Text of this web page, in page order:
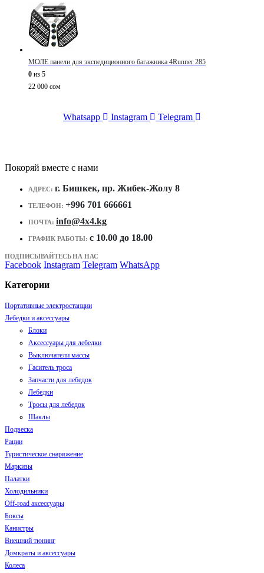
МОЛЕ панели для экспедиционного багажника 4Runner 285
0 из 5
22 000 сом
Whatsapp Instagram Telegram
Покоряй вместе с нами
АДРЕС: г. Бишкек, пр. Жибек-Жолу 8
ТЕЛЕФОН: +996 701 666661
ПОЧТА: info@4x4.kg
ГРАФИК РАБОТЫ: c 10.00 до 18.00
ПОДПИСЫВАЙТЕСЬ НА НАС
Facebook Instagram Telegram WhatsApp
Категории
Портативные электростанции
Лебедки и аксессуары
Блоки
Аксессуары для лебедки
Выключатели массы
Гаситель тросa
Запчасти для лебедок
Лебедки
Тросы для лебедок
Шаклы
Подвеска
Рации
Туристическое снаряжение
Маркизы
Палатки
Холодильники
Off-road аксессуары
Боксы
Канистры
Внешний тюнинг
Домкраты и аксессуары
Колеса